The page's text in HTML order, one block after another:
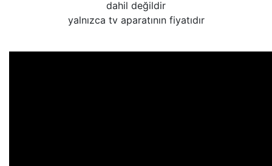
dahil değildir
yalnızca tv aparatının fiyatıdır